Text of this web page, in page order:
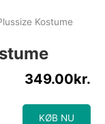
Kostume
349.00kr.
KØB NU